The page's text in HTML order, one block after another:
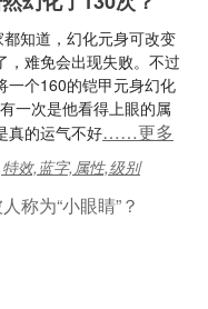
知道，幻化元身可改变
，难免会出现失败。不过
一个160的铠甲元身幻化
一次是他看得上眼的属
真的运气不好……更多
效,蓝字,属性,级别